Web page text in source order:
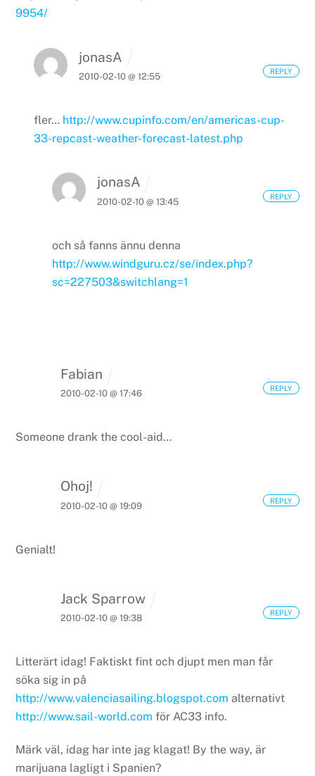
9954/
jonasA
2010-02-10 @ 12:55
fler… http://www.cupinfo.com/en/americas-cup-
33-repcast-weather-forecast-latest.php
REPLY
jonasA
2010-02-10 @ 13:45
och så fanns ännu denna
http://www.windguru.cz/se/index.php?
sc=227503&switchlang=1
REPLY
Fabian
2010-02-10 @ 17:46
Someone drank the cool-aid…
REPLY
Ohoj!
2010-02-10 @ 19:09
Genialt!
REPLY
Jack Sparrow
2010-02-10 @ 19:38
Litterärt idag! Faktiskt fint och djupt men man får
söka sig in på
http://www.valenciasailing.blogspot.com alternativt
http://www.sail-world.com för AC33 info.
Märk väl, idag har inte jag klagat! By the way, är
marijuana lagligt i Spanien?
REPLY